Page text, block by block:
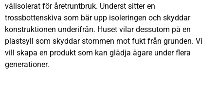
välisolerat för åretruntbruk. Underst sitter en
trossbottenskiva som bär upp isoleringen och skyddar
konstruktionen underifrån. Huset vilar dessutom på en
plastsyll som skyddar stommen mot fukt från grunden. Vi
vill skapa en produkt som kan glädja ägare under flera
generationer.